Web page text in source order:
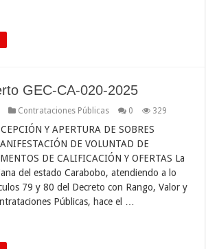
GEC-CA-020-2025
Contrataciones Públicas 0 329
Y APERTURA DE SOBRES
DE VOLUNTAD DE
DE CALIFICACIÓN Y OFERTAS La
del estado Carabobo, atendiendo a lo
79 y 80 del Decreto con Rango, Valor y
Públicas, hace el …